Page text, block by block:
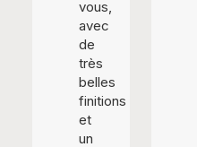
vous,
avec
de
très
belles
finitions
et
un